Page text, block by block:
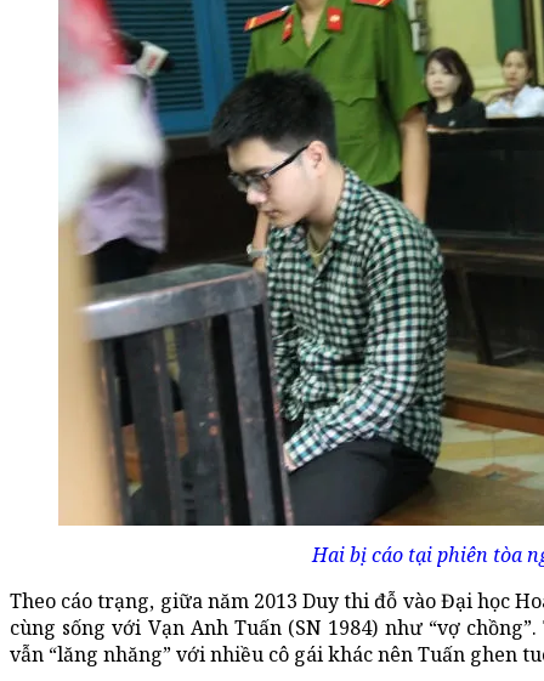
Hai bị cáo tại phiên tòa
Theo cáo trạng, giữa năm 2013 Duy thi đỗ vào Đại học
cùng sống với Vạn Anh Tuấn (SN 1984) như “vợ
vẫn “lăng nhăng” với nhiều cô gái khác nên Tuấn ghen